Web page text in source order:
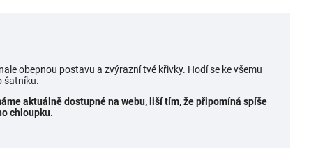
obepnou postavu a zvýrazní tvé křivky. Hodí se ke všemu
šatníku.
aktuálně dostupné na webu, liší tím, že připomíná spíše
chloupku.